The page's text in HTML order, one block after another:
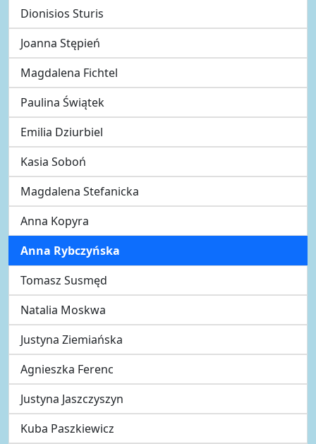
Dionisios Sturis
Joanna Stępień
Magdalena Fichtel
Paulina Świątek
Emilia Dziurbiel
Kasia Soboń
Magdalena Stefanicka
Anna Kopyra
Anna Rybczyńska
Tomasz Susmęd
Natalia Moskwa
Justyna Ziemiańska
Agnieszka Ferenc
Justyna Jaszczyszyn
Kuba Paszkiewicz